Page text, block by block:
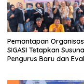
Pemantapan
SIGASI Tetapkan
Pengurus Baru dan